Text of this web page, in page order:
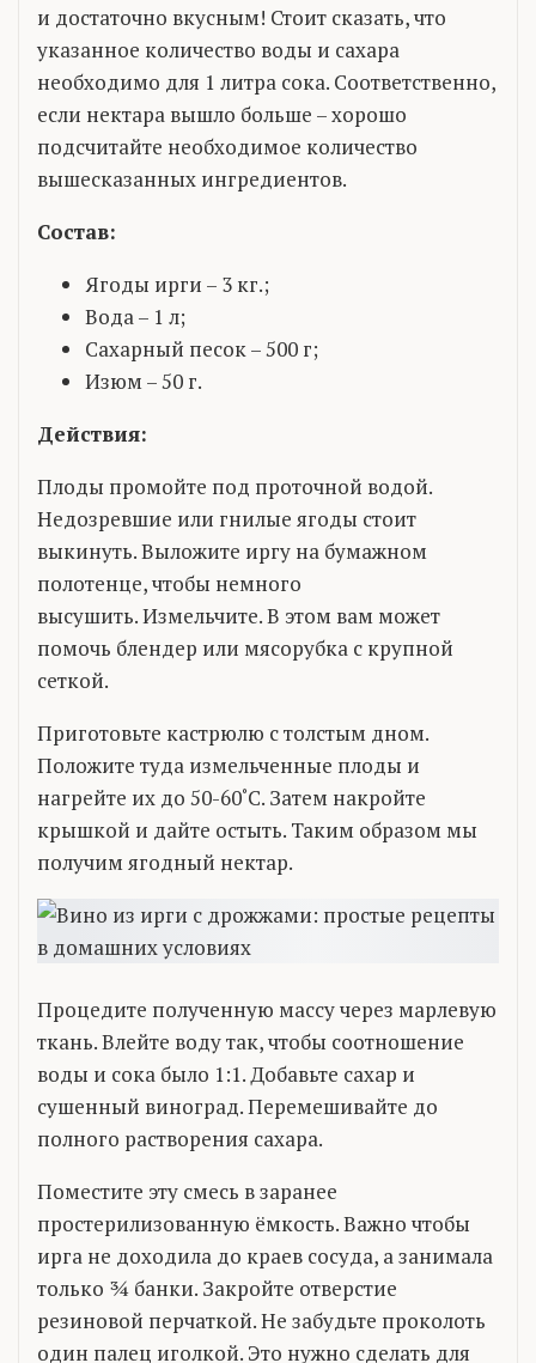
и достаточно вкусным! Стоит сказать, что
указанное количество воды и сахара
необходимо для 1 литра сока. Соответственно,
если нектара вышло больше – хорошо
подсчитайте необходимое количество
вышесказанных ингредиентов.
Состав:
Ягоды ирги – 3 кг.;
Вода – 1 л;
Сахарный песок – 500 г;
Изюм – 50 г.
Действия:
Плоды промойте под проточной водой.
Недозревшие или гнилые ягоды стоит
выкинуть. Выложите иргу на бумажном
полотенце, чтобы немного
высушить. Измельчите. В этом вам может
помочь блендер или мясорубка с крупной
сеткой.
Приготовьте кастрюлю с толстым дном.
Положите туда измельченные плоды и
нагрейте их до 50-60˚С. Затем накройте
крышкой и дайте остыть. Таким образом мы
получим ягодный нектар.
Процедите полученную массу через марлевую
ткань. Влейте воду так, чтобы соотношение
воды и сока было 1:1. Добавьте сахар и
сушенный виноград. Перемешивайте до
полного растворения сахара.
Поместите эту смесь в заранее
простерилизованную ёмкость. Важно чтобы
ирга не доходила до краев сосуда, а занимала
только ¾ банки. Закройте отверстие
резиновой перчаткой. Не забудьте проколоть
один палец иголкой. Это нужно сделать для